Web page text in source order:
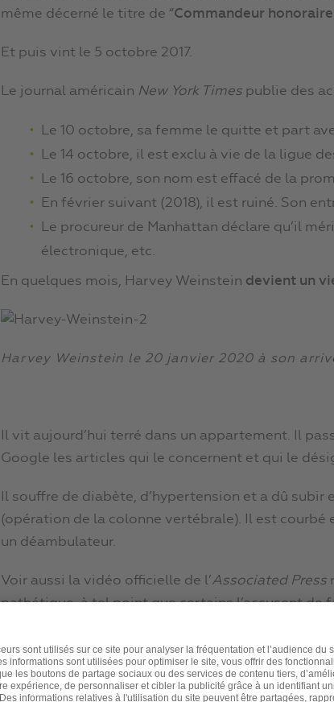
même décerné le titre de “Commandeur
Et puis vint le 5 octobre 2017.
Le journal américain New York Times publie des
Le 10 octobre, sa femme le quitte et part
Le 14 octobre, il est exclu à vie de la ligue
Le 16 octobre, son nom est effacé de la
En février suivant (2018), il est ruiné. Son
Le procureur de Manhattan déclare qu’il
électronique, etc.
En quelques mois, Harvey Weinstein devient un
Harvey Weinstein le 20 janvier 2020 à son
Il vit aujourd’hui terré dans un appartement. Il
Google les articles qui le concernent et qui le
Il souffre de diabète, d’hypertension et a dû
(opération de la colonne vertébrale). Il est courbé
un déambulateur.
Voir aussi la vidéo officielle de l’Associated Press
pathétique, à tel point que certains l’accusent
https://www.youtube.com/